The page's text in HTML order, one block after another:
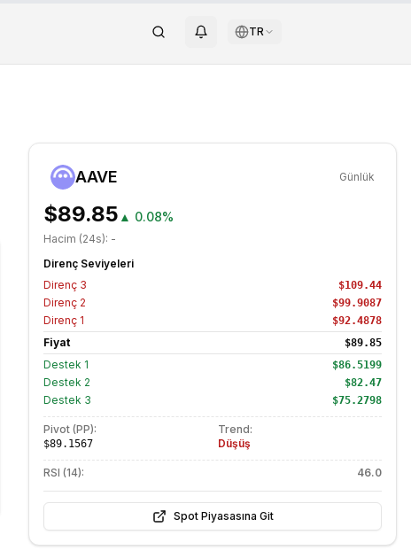
TR
AAVE Günlük
$89.85 ▲ 0.08%
Hacim (24s): -
Direnç Seviyeleri
Direnç 3 $109.44
Direnç 2 $99.9087
Direnç 1 $92.4878
Fiyat $89.85
Destek 1 $86.5199
Destek 2 $82.47
Destek 3 $75.2798
Pivot (PP):
$89.1567
Trend:
Düşüş
RSI (14): 46.0
Spot Piyasasına Git